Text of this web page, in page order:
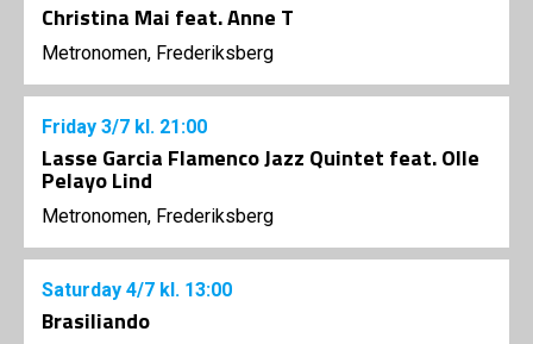
Christina Mai feat. Anne T
Metronomen, Frederiksberg
Friday 3/7 kl. 21:00
Lasse Garcia Flamenco Jazz Quintet feat. Olle
Pelayo Lind
Metronomen, Frederiksberg
Saturday 4/7 kl. 13:00
Brasiliando